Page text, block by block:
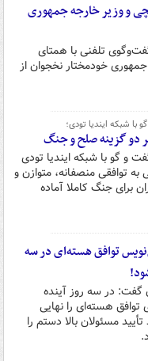
و وزیر خارجه جمهوری
تلفنی با همتای
خودمختار نخجوان از
با شبکه ایندیا تودی؛
دو گزینه صلح و جنگ
و گو با شبکه ایندیا تودی
توافقی منصفانه، متوازن و
برای جنگ کاملا آماده
توافق هسته‌ای در سه
گفت: در سه روز آینده
هسته‌ای را نهایی
مسئولان بالا دستم را